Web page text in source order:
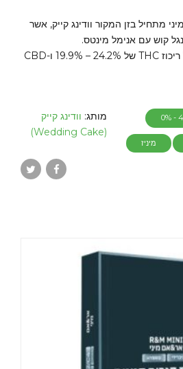
מתחיל בזן המקור וודינג קייק, אשר
קוש עם אנימל מינטס.
פרופיל הקנבינואידים כולל ריכוז THC של 24.2% – 19.9% ו-CBD
מיניז
מותג: וודינג קייק
(Wedding Cake)